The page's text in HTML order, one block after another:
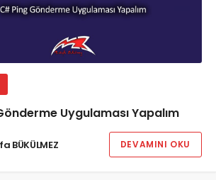
Uygulaması Yapalım
BÜKÜLMEZ DEVAMINI OKU